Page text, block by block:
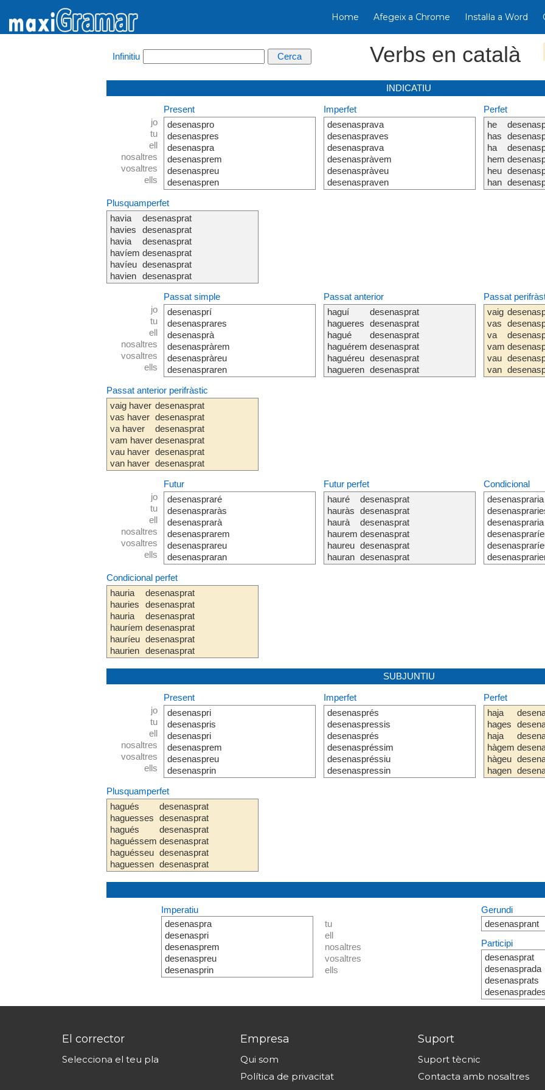
Home Afegeix a Chrome Instal·la a Word
Infinitiu Verbs en català
INDICATIU
jo
tu
ell
nosaltres
vosaltres
ells
Present
desenaspro
desenaspres
desenaspra
desenasprem
desenaspreu
desenaspren
Imperfet
desenasprava
desenaspraves
desenasprava
desenaspràvem
desenaspràveu
desenaspraven
Perfet
he
has
ha
hem
heu
han
Plusquamperfet
havia
havies
havia
havíem
havíeu
havien
desenasprat
desenasprat
desenasprat
desenasprat
desenasprat
desenasprat
jo
tu
ell
nosaltres
vosaltres
ells
Passat simple
desenasprí
desenasprares
desenasprà
desenaspràrem
desenaspràreu
desenaspraren
Passat anterior
haguí
hagueres
hagué
haguérem
haguéreu
hagueren
desenasprat
desenasprat
desenasprat
desenasprat
desenasprat
desenasprat
Passat
vaig
vas
va
vam
vau
van
Passat anterior perifràstic
vaig haver
vas haver
va haver
vam haver
vau haver
van haver
desenasprat
desenasprat
desenasprat
desenasprat
desenasprat
desenasprat
jo
tu
ell
nosaltres
vosaltres
ells
Futur
desenaspraré
desenaspraràs
desenasprarà
desenasprarem
desenasprareu
desenaspraran
Futur perfet
hauré
hauràs
haurà
haurem
haureu
hauran
desenasprat
desenasprat
desenasprat
desenasprat
desenasprat
desenasprat
Condicional
desenaspraria
desenaspraria
Condicional perfet
hauria
hauries
hauria
hauríem
hauríeu
haurien
desenasprat
desenasprat
desenasprat
desenasprat
desenasprat
desenasprat
SUBJUNTIU
jo
tu
ell
nosaltres
vosaltres
ells
Present
desenaspri
desenaspris
desenaspri
desenasprem
desenaspreu
desenasprin
Imperfet
desenasprés
desenaspressis
desenasprés
desenaspréssim
desenaspréssiu
desenaspressin
Perfet
haja
hages
haja
hàgem
hàgeu
hagen
Plusquamperfet
hagués
haguesses
hagués
haguéssem
haguésseu
haguessen
desenasprat
desenasprat
desenasprat
desenasprat
desenasprat
desenasprat
Imperatiu
desenaspra
desenaspri
desenasprem
desenaspreu
desenasprin
tu
ell
nosaltres
vosaltres
ells
Gerundi
desenasprant
Participi
desenasprat
desenasprada
desenasprats
desenasprades
El corrector
Selecciona el teu pla
Empresa
Qui som
Política de privacitat
Suport
Suport tècnic
Contacta amb nosaltres